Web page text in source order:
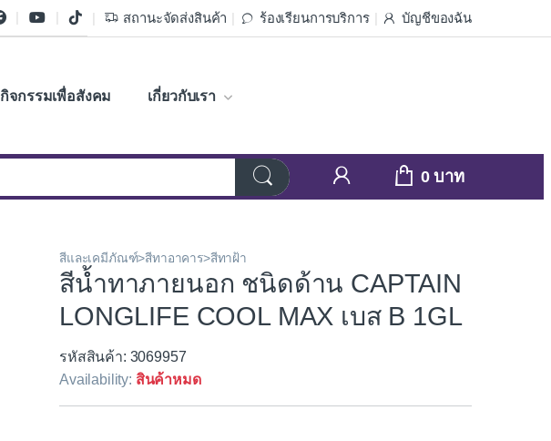
สถานะจัดส่งสินค้า ร้องเรียนการบริการ บัญชีของฉัน
กิจกรรมเพื่อสังคม เกี่ยวกับเรา
0
สีและเคมีภัณฑ์>สีทาอาคาร>สีทาฝ้า
สีน้ำทาภายนอก ชนิดด้าน CAPTAIN
LONGLIFE COOL MAX เบส B 1GL
รหัสสินค้า: 3069957
Availability: สินค้าหมด